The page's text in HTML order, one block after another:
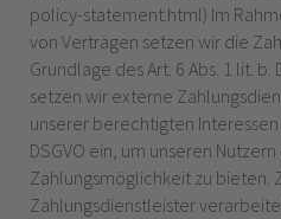
policy-statement.html) Im
von Verträgen setzen wir die
Grundlage des Art. 6 Abs. 1 lit. b.
setzen wir externe
unserer berechtigten Interessen
DSGVO ein, um unseren
Zahlungsmöglichkeit zu bieten.
Zahlungsdienstleister